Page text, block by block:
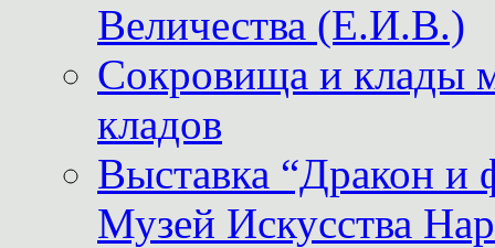
Величества (Е.И.В.)
Сокровища и клады
кладов
Выставка “Дракон и
Музей Искусства